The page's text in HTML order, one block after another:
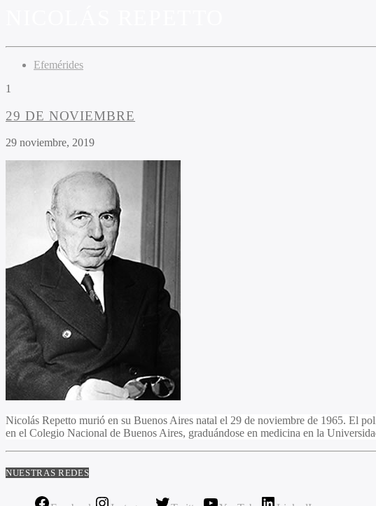
Efemérides
1
29 DE NOVIEMBRE
29 noviembre, 2019
Nicolás Repetto murió en su Buenos Aires natal el 29 de noviembre de 1965. El
en el Colegio Nacional de Buenos Aires, graduándose en medicina en la
NUESTRAS REDES